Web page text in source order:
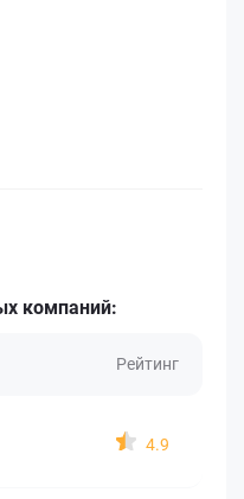
компаний:
Рейтинг
4.9